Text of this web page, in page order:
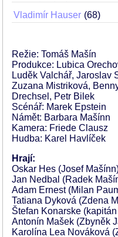
Vladimír Hauser 68
Režie: Tomáš Mašín
Produkce: Lubica
Luděk Valchář, Jaroslav
Zuzana Mistriková,
Drechsel, Petr Bilek
Scénář: Marek Epstein
Námět: Barbara Mašínn
Kamera: Friede Clausz
Hudba: Karel Havlíček
Hrají:
Oskar Hes (Josef
Jan Nedbal (Radek
Adam Ernest (Milan
Tatiana Dyková (Zdena
Štefan Konarske
Antonín Mašek (Zbyněk
Karolína Lea Nováková